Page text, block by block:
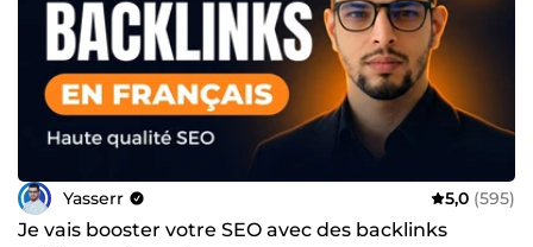
Yasserr 5,0 (595)
Je vais booster votre SEO avec des backlinks